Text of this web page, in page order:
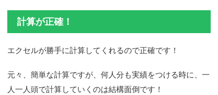
計算が正確！
エクセルが勝手に計算してくれるので正確です！
元々、簡単な計算ですが、何人分も実績をつける時に、一
人一人頭で計算していくのは結構面倒です！